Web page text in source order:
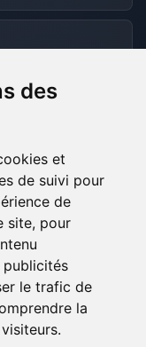
des
et
de suivi pour
de
site, pour
publicités
le trafic de
la